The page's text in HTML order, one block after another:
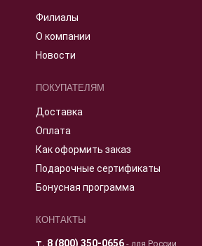
Филиалы
О компании
Новости
ПОКУПАТЕЛЯМ
Доставка
Оплата
Как оформить заказ
Подарочные сертификаты
Бонусная программа
КОНТАКТЫ
т. 8 (800) 350-0656- для России